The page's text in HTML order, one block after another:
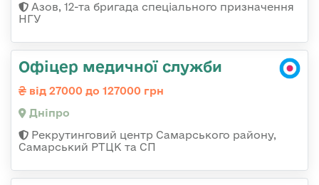
Азов, 12-та бригада спеціального призначення
НГУ
Офіцер медичної служби
від 27000 до 127000 грн
Дніпро
Рекрутинговий центр Самарського району,
Самарський РТЦК та СП